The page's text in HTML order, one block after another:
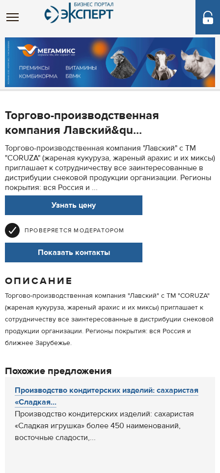
Торгово-производственная
компания Лавский&qu...
Торгово-производственная компания "Лавский" с ТМ
"CORUZA" (жареная кукуруза, жареный арахис и их миксы)
приглашает к сотрудничеству все заинтересованные в
дистрибуции снековой продукции организации. Регионы
покрытия: вся Россия и ...
Узнать цену
ПРОВЕРЯЕТСЯ МОДЕРАТОРОМ
Показать контакты
ОПИСАНИЕ
Торгово-производственная компания "Лавский" с ТМ "CORUZA"
(жареная кукуруза, жареный арахис и их миксы) приглашает к
сотрудничеству все заинтересованные в дистрибуции снековой
продукции организации. Регионы покрытия: вся Россия и
ближнее Зарубежье.
Похожие предложения
Производство кондитерских изделий: сахаристая
«Сладкая...
Производство кондитерских изделий: сахаристая
«Сладкая игрушка» более 450 наименований,
восточные сладости,...